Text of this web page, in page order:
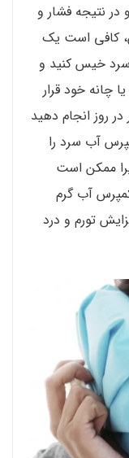
نتیجه فشار و
کافی است یک
سرد خیس کنید و
چانه خود قرار
در روز انجام دهید
آب سرد را
ممکن است
آب گرم
تورم و درد